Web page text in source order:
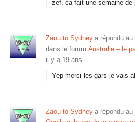
zef, ca fait une semaine
Zaou to Sydney a répondu au
dans le forum Australie – le
il y a 19 ans
Yep merci les gars je vais
Zaou to Sydney a répondu au